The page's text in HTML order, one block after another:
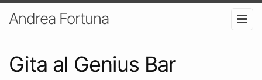
Andrea Fortuna
Gita al Genius Bar